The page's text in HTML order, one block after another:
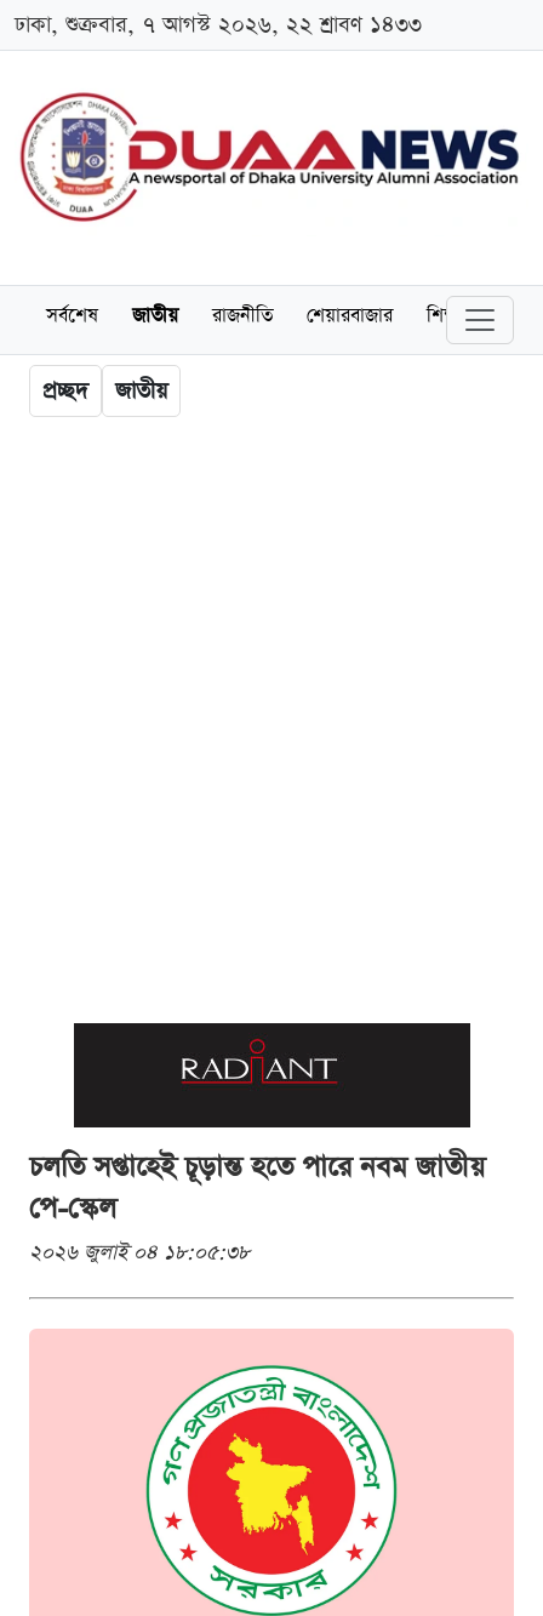
ঢাকা, শুক্রবার, ৭ আগস্ট ২০২৬, ২২ শ্রাবণ ১৪৩৩
সর্বশেষ জাতীয় রাজনীতি শেয়ারবাজার শিক্ষা
প্রচ্ছদ জাতীয়
চলতি সপ্তাহেই চূড়ান্ত হতে পারে নবম জাতীয়
পে-স্কেল
২০২৬ জুলাই ০৪ ১৮:০৫:৩৮